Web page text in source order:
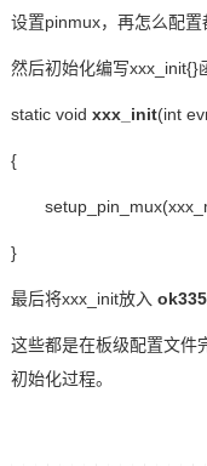
设置pinmux，再怎么配
然后初始化编写xxx_init{}
static void xxx_init(int
{
}
最后将xxx_init放入
这些都是在板级配置文件
初始化过程。